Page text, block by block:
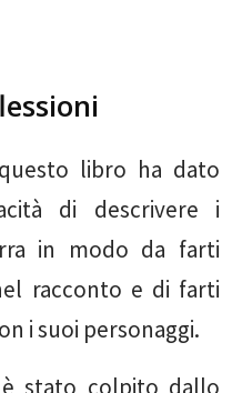
libro ha dato
di descrivere i
in modo da farti
racconto e di farti
i suoi personaggi.
stato colpito dallo